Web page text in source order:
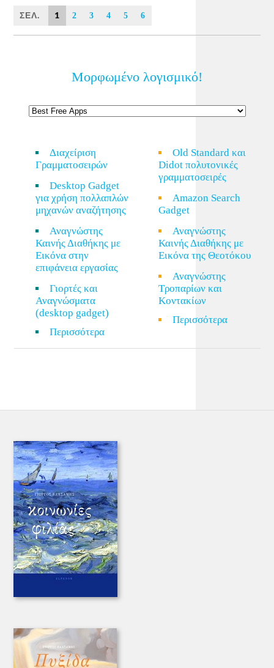
ΣΕΛ. 1 2 3 4 5 6
Μορφωμένο λογισμικό!
Διαχείριση
Γραμματοσειρών
Desktop Gadget
για χρήση πολλαπλών
μηχανών αναζήτησης
Αναγνώστης
Καινής Διαθήκης με
Εικόνα στην
επιφάνεια εργασίας
Γιορτές και
Αναγνώσματα
(desktop gadget)
Περισσότερα
Old Standard και
Didot πολυτονικές
γραμματοσειρές
Amazon Search
Gadget
Αναγνώστης
Καινής Διαθήκης με
Εικόνα της Θεοτόκου
Αναγνώστης
Τροπαρίων και
Κοντακίων
Περισσότερα